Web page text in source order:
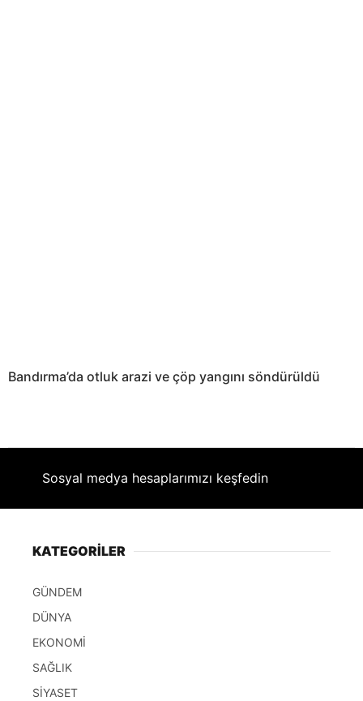
Bandırma’da otluk arazi ve çöp yangını söndürüldü
Sosyal medya hesaplarımızı keşfedin
KATEGORİLER
GÜNDEM
DÜNYA
EKONOMİ
SAĞLIK
SİYASET